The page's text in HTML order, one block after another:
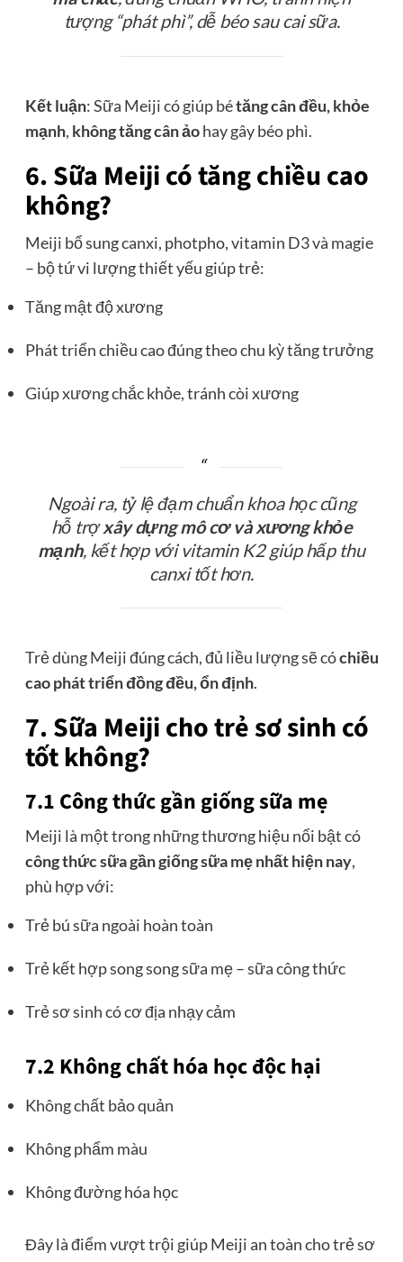
tượng “phát phì”, dễ béo sau cai sữa.
Kết luận: Sữa Meiji có giúp bétăng cân đều, khỏe
mạnh, không tăng cân ảohay gây béo phì.
6. Sữa Meiji có tăng chiều cao
không?
Meiji bổ sung canxi, photpho, vitamin D3 và magie
– bộ tứ vi lượng thiết yếu giúp trẻ:
Tăng mật độ xương
Phát triển chiều cao đúng theo chu kỳ tăng trưởng
Giúp xương chắc khỏe, tránh còi xương
Ngoài ra, tỷ lệ đạm chuẩn khoa học cũng
hỗ trợxây dựng mô cơ và xương khỏe
mạnh, kết hợp với vitamin K2 giúp hấp thu
canxi tốt hơn.
Trẻ dùng Meiji đúng cách, đủ liều lượng sẽ cóchiều
cao phát triển đồng đều, ổn định.
7. Sữa Meiji cho trẻ sơ sinh có
tốt không?
7.1 Công thức gần giống sữa mẹ
Meiji là một trong những thương hiệu nổi bật có
công thức sữa gần giống sữa mẹ nhất hiện nay,
phù hợp với:
Trẻ bú sữa ngoài hoàn toàn
Trẻ kết hợp song song sữa mẹ – sữa công thức
Trẻ sơ sinh có cơ địa nhạy cảm
7.2 Không chất hóa học độc hại
Không chất bảo quản
Không phẩm màu
Không đường hóa học
Đây là điểm vượt trội giúp Meiji an toàn cho trẻ sơ